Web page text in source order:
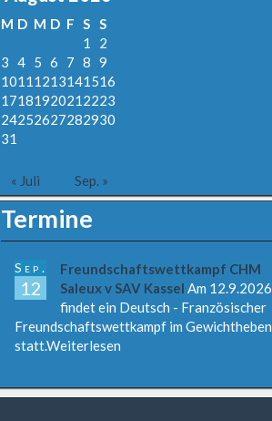
M D M D F S S
1
2
3 4 5 6 7 8 9
10111213141516
17181920212223
24252627282930
31
« Juli Sep. »
Termine
Sep.
12
Freundschaftswettkampf CHM
Saleux v SAV Kassel Am 12.9.2026
findet ein Deutsch - Französischer
Freundschaftswettkampf im Gewichtheben
statt.Weiterlesen